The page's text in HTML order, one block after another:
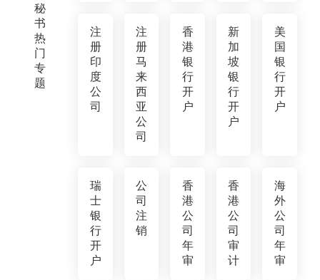
秘
书
热
门
专
题
注
册
印
度
公
司
注
册
马
来
西
亚
公
司
香
港
银
行
开
户
新
加
坡
银
行
开
户
美
国
银
行
开
户
瑞
士
银
行
开
户
公
司
注
销
香
港
公
司
年
审
香
港
公
司
审
计
海
外
公
司
年
审